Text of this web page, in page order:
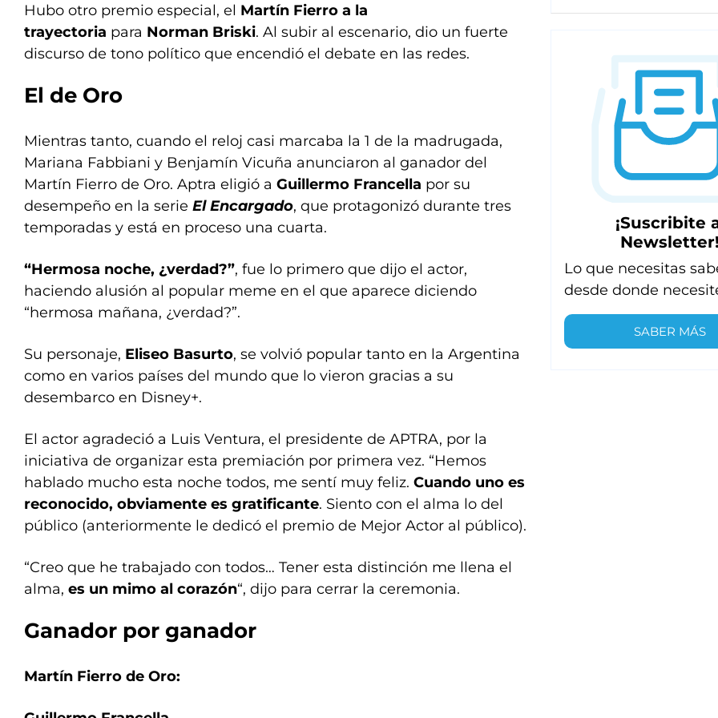
Hubo otro premio especial, el Martín Fierro a la
trayectoria para Norman Briski. Al subir al escenario, dio un fuerte
discurso de tono político que encendió el debate en las redes.
El de Oro
Mientras tanto, cuando el reloj casi marcaba la 1 de la madrugada,
Mariana Fabbiani y Benjamín Vicuña anunciaron al ganador del
Martín Fierro de Oro. Aptra eligió a Guillermo Francella por su
desempeño en la serie El Encargado, que protagonizó durante tres
temporadas y está en proceso una cuarta.
“Hermosa noche, ¿verdad?”, fue lo primero que dijo el actor,
haciendo alusión al popular meme en el que aparece diciendo
“hermosa mañana, ¿verdad?”.
Su personaje, Eliseo Basurto, se volvió popular tanto en la Argentina
como en varios países del mundo que lo vieron gracias a su
desembarco en Disney+.
El actor agradeció a Luis Ventura, el presidente de APTRA, por la
iniciativa de organizar esta premiación por primera vez. “Hemos
hablado mucho esta noche todos, me sentí muy feliz. Cuando uno es
reconocido, obviamente es gratificante. Siento con el alma lo del
público (anteriormente le dedicó el premio de Mejor Actor al público).
“Creo que he trabajado con todos… Tener esta distinción me llena el
alma, es un mimo al corazón“, dijo para cerrar la ceremonia.
Ganador por ganador
Martín Fierro de Oro:
¡Suscribite
Newsletter!
Lo que necesitas
desde donde
SABER MÁS